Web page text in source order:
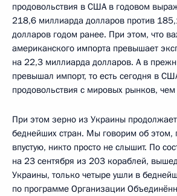
продовольствия в США в годовом
218,6 миллиарда долларов против
долларов годом ранее. При этом, что
американского импорта превышает
на 22,3 миллиарда долларов. А в
превышал импорт, то есть сегодня в
продовольствия с мировых рынков, чем
При этом зерно из Украины
беднейших стран. Мы говорим об этом,
впустую, никто просто не слышит. По
на 23 сентября из 203 кораблей,
Украины, только четыре ушли в
по программе Организации